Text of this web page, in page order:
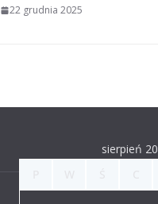
22 grudnia 2025
sierpień